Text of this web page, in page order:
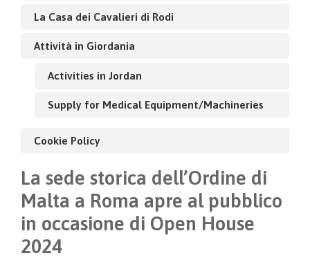
La Casa dei Cavalieri di Rodi
Attività in Giordania
Activities in Jordan
Supply for Medical Equipment/Machineries
Cookie Policy
La sede storica dell’Ordine di
Malta a Roma apre al pubblico
in occasione di Open House
2024